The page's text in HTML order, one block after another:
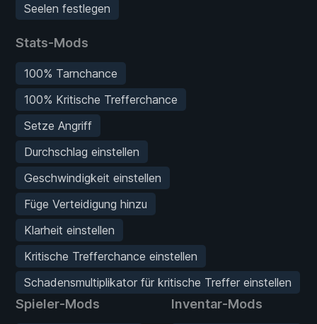
Seelen festlegen
Stats-Mods
100% Tarnchance
100% Kritische Trefferchance
Setze Angriff
Durchschlag einstellen
Geschwindigkeit einstellen
Füge Verteidigung hinzu
Klarheit einstellen
Kritische Trefferchance einstellen
Schadensmultiplikator für kritische Treffer einstellen
Spieler-Mods Inventar-Mods